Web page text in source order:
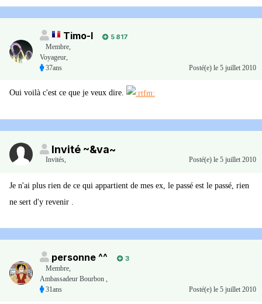
Timo-I
5 817
Membre,
Voyageur,
37ans
Posté(e) le 5 juillet 2010
Oui voilà c'est ce que je veux dire.
Invité ~&va~
Invités, Posté(e) le 5 juillet 2010
Je n'ai plus rien de ce qui appartient de mes ex, le passé est le passé, rien
ne sert d'y revenir .
personne ^^
3
Membre,
Ambassadeur Bourbon ,
31ans
Posté(e) le 5 juillet 2010